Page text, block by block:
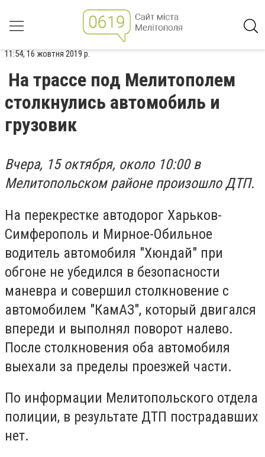
11:54, 16 жовтня 2019 р.
На трассе под Мелитополем
столкнулись автомобиль и
грузовик
Вчера, 15 октября, около 10:00 в
Мелитопольском районе произошло ДТП.
На перекрестке автодорог Харьков-
Симферополь и Мирное-Обильное
водитель автомобиля "Хюндай" при
обгоне не убедился в безопасности
маневра и совершил столкновение с
автомобилем "КамАЗ", который двигался
впереди и выполнял поворот налево.
После столкновения оба автомобиля
выехали за пределы проезжей части.
По информации Мелитопольского отдела
полиции, в результате ДТП пострадавших
нет.